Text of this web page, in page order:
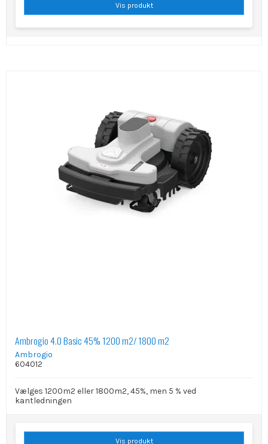
Vis produkt
Ambrogio 4.0 Basic 45% 1200 m2/ 1800 m2
Ambrogio
604012
Vælges 1200m2 eller 1800m2, 45%, men 5 % ved
kantledningen
Vis produkt